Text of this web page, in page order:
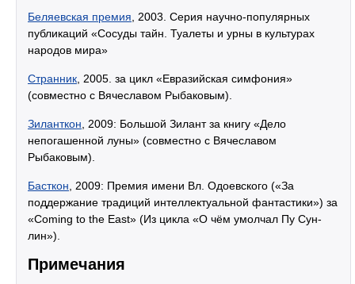
Беляевская премия , 2003. Серия научно-популярных
публикаций «Сосуды тайн. Туалеты и урны в культурах
народов мира»
Странник , 2005. за цикл «Евразийская симфония»
(совместно с Вячеславом Рыбаковым).
Зиланткон , 2009: Большой Зилант за книгу «Дело
непогашенной луны» (совместно с Вячеславом
Рыбаковым).
Басткон , 2009: Премия имени Вл. Одоевского («За
поддержание традиций интеллектуальной фантастики») за
«Coming to the East» (Из цикла «О чём умолчал Пу Сун-
лин»).
Примечания